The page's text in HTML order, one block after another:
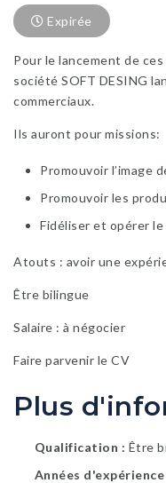
Expirée
Pour le lancement de
société SOFT DESING
commerciaux.
Ils auront pour missions:
Promouvoir l’image
Promouvoir les
Fidéliser et opérer
Atouts : avoir une
Être bilingue
Salaire : à négocier
Faire parvenir le CV
Plus
Qualification
Être
Années d'expérience